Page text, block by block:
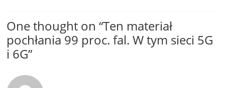
One thought on “Ten materiał
pochłania 99 proc. fal. W tym sieci 5G
i 6G”